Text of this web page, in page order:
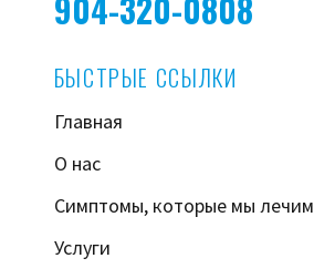
БЫСТРЫЕ ССЫЛКИ
Главная
О нас
Симптомы, которые мы лечим
Услуги